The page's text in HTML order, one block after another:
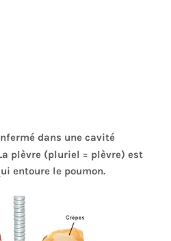
dans une cavité
plèvre (pluriel = plèvre) est
entoure le poumon.